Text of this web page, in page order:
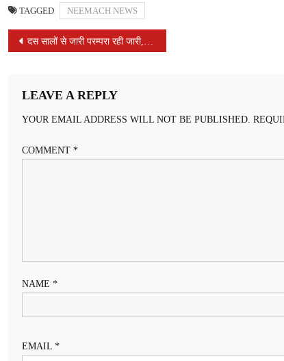
TAGGED NEEMACH NEWS
POST
दस सालों से जारी परम्परा रही जारी, सोमिल नाहटा के जन्मदिवस पर हुआ स्वैच्छिक रक्तदान, 40 यूनिट हुआ रक्तदान
LEAVE A REPLY
YOUR EMAIL ADDRESS WILL NOT BE PUBLISHED.
COMMENT *
NAME *
EMAIL *